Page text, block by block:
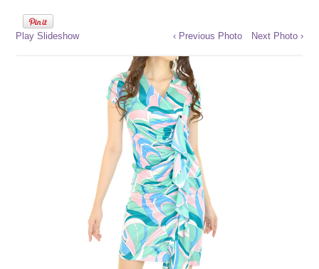
Play Slideshow ‹ Previous Photo Next Photo ›